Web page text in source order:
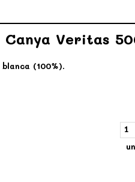
Canya Veritas
(100%).